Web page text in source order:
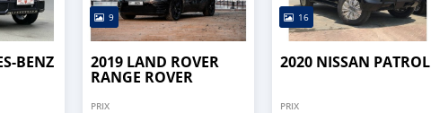
BENZ
9
2019 LAND ROVER
RANGE ROVER
PRIX
16
2020 NISSAN PATROL
PRIX